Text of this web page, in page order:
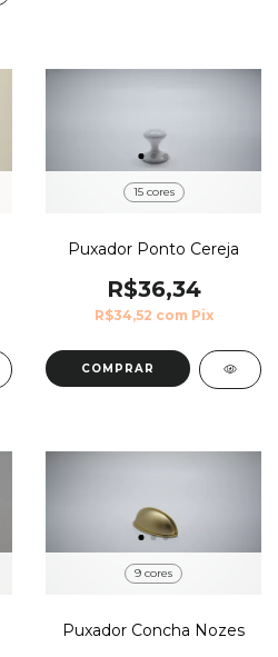
15 cores
Puxador Ponto Cereja
R$36,34
R$34,52 com Pix
COMPRAR
9 cores
Puxador Concha Nozes